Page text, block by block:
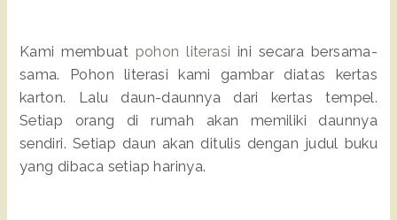
Kami membuat pohon literasi ini secara bersama-
sama. Pohon literasi kami gambar diatas kertas
karton. Lalu daun-daunnya dari kertas tempel.
Setiap orang di rumah akan memiliki daunnya
sendiri. Setiap daun akan ditulis dengan judul buku
yang dibaca setiap harinya.